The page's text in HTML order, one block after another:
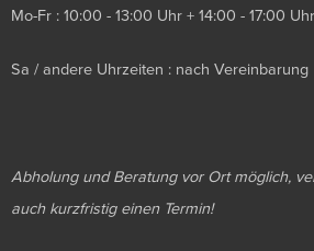
Mo-Fr : 10:00 - 13:00 Uhr + 14:00 - 17:00 Uhr
Sa / andere Uhrzeiten : nach Vereinbarung
Abholung und Beratung vor Ort möglich,
auch kurzfristig einen Termin!